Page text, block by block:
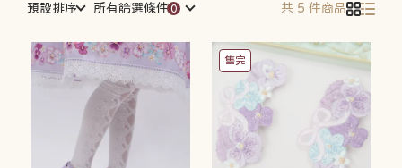
預設排序 所有篩選條件 共 5 件商品
售完